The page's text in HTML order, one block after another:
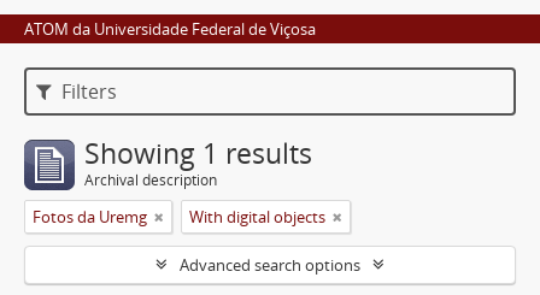
ATOM da Universidade Federal de Viçosa
Filters
Showing 1 results
Archival description
Fotos da Uremg With digital objects
Advanced search options